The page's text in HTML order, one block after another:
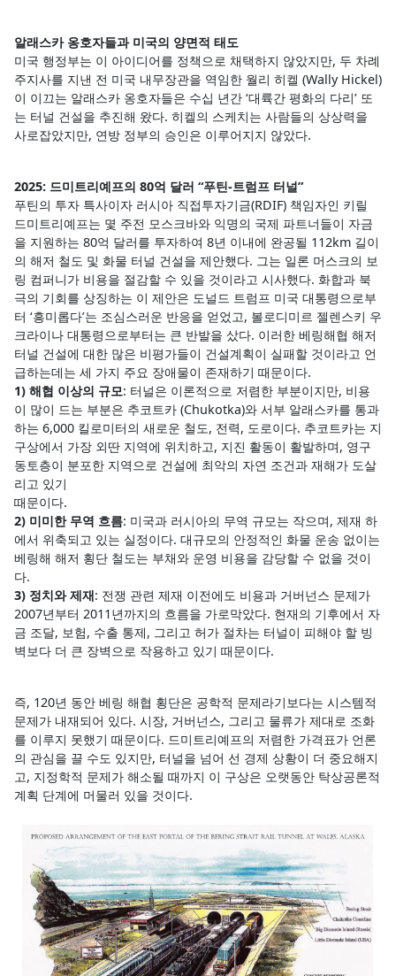
알래스카 옹호자들과 미국의 양면적 태도
미국 행정부는 이 아이디어를 정책으로 채택하지 않았지만, 두 차례
주지사를 지낸 전 미국 내무장관을 역임한 월리 히켈 (Wally Hickel)
이 이끄는 알래스카 옹호자들은 수십 년간 ‘대륙간 평화의 다리’ 또
는 터널 건설을 추진해 왔다. 히켈의 스케치는 사람들의 상상력을
사로잡았지만, 연방 정부의 승인은 이루어지지 않았다.
2025: 드미트리예프의 80억 달러 “푸틴-트럼프 터널”
푸틴의 투자 특사이자 러시아 직접투자기금(RDIF) 책임자인 키릴
드미트리예프는 몇 주전 모스크바와 익명의 국제 파트너들이 자금
을 지원하는 80억 달러를 투자하여 8년 이내에 완공될 112km 길이
의 해저 철도 및 화물 터널 건설을 제안했다. 그는 일론 머스크의 보
링 컴퍼니가 비용을 절감할 수 있을 것이라고 시사했다. 화합과 북
극의 기회를 상징하는 이 제안은 도널드 트럼프 미국 대통령으로부
터 ‘흥미롭다’는 조심스러운 반응을 얻었고, 볼로디미르 젤렌스키 우
크라이나 대통령으로부터는 큰 반발을 샀다. 이러한 베링해협 해저
터널 건설에 대한 많은 비평가들이 건설계획이 실패할 것이라고 언
급하는데는 세 가지 주요 장애물이 존재하기 때문이다.
1) 해협 이상의 규모: 터널은 이론적으로 저렴한 부분이지만, 비용
이 많이 드는 부분은 추코트카 (Chukotka)와 서부 알래스카를 통과
하는 6,000 킬로미터의 새로운 철도, 전력, 도로이다. 추코트카는 지
구상에서 가장 외딴 지역에 위치하고, 지진 활동이 활발하며, 영구
동토층이 분포한 지역으로 건설에 최악의 자연 조건과 재해가 도살
리고 있기
때문이다.
2) 미미한 무역 흐름: 미국과 러시아의 무역 규모는 작으며, 제재 하
에서 위축되고 있는 실정이다. 대규모의 안정적인 화물 운송 없이는
베링해 해저 횡단 철도는 부채와 운영 비용을 감당할 수 없을 것이
다.
3) 정치와 제재: 전쟁 관련 제재 이전에도 비용과 거버넌스 문제가
2007년부터 2011년까지의 흐름을 가로막았다. 현재의 기후에서 자
금 조달, 보험, 수출 통제, 그리고 허가 절차는 터널이 피해야 할 빙
벽보다 더 큰 장벽으로 작용하고 있기 때문이다.
즉, 120년 동안 베링 해협 횡단은 공학적 문제라기보다는 시스템적
문제가 내재되어 있다. 시장, 거버넌스, 그리고 물류가 제대로 조화
를 이루지 못했기 때문이다. 드미트리예프의 저렴한 가격표가 언론
의 관심을 끌 수도 있지만, 터널을 넘어 선 경제 상황이 더 중요해지
고, 지정학적 문제가 해소될 때까지 이 구상은 오랫동안 탁상공론적
계획 단계에 머물러 있을 것이다.